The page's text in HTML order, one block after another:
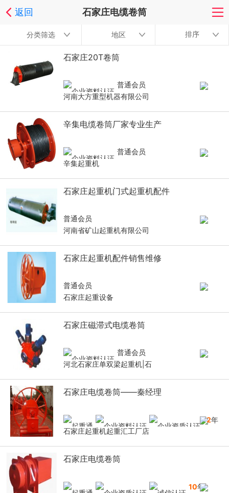
返回 石家庄电缆卷筒
分类筛选 地区 排序
石家庄20T卷筒
普通会员
河南大方重型机器有限公司
辛集电缆卷筒厂家专业生产
普通会员
辛集起重机
石家庄起重机门式起重机配件
普通会员
河南省矿山起重机有限公司
石家庄起重机配件销售维修
普通会员
石家庄起重设备
石家庄磁滞式电缆卷筒
普通会员
河北石家庄单双梁起重机|石
石家庄电缆卷筒——秦经理
12年
石家庄起重机起重汇工厂店
石家庄电缆卷筒
10年